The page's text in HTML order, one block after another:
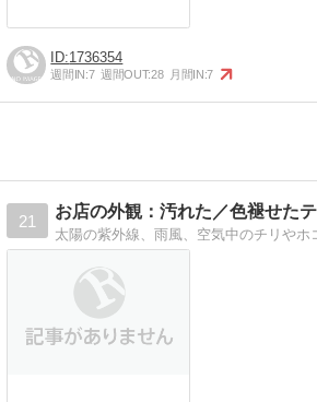
1736354
週間IN:7 週間OUT:28 月間IN:7
21